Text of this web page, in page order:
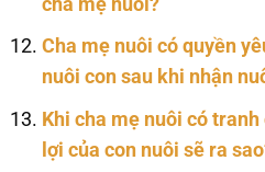
Cha mẹ nuôi có quyền
nuôi con sau khi nhận
Khi cha mẹ nuôi có
lợi của con nuôi sẽ ra